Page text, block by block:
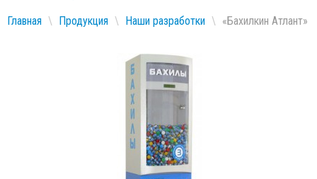
Главная \ Продукция \ Наши разработки \ «Бахилкин Атлант»